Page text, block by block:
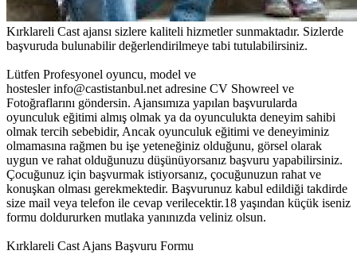
Kırklareli Cast ajansı sizlere kaliteli hizmetler sunmaktadır. Sizlerde
başvuruda bulunabilir değerlendirilmeye tabi tutulabilirsiniz.
Lütfen Profesyonel oyuncu, model ve
hostesler info@castistanbul.net adresine CV Showreel ve
Fotoğraflarını göndersin. Ajansımıza yapılan başvurularda
oyunculuk eğitimi almış olmak ya da oyunculukta deneyim sahibi
olmak tercih sebebidir, Ancak oyunculuk eğitimi ve deneyiminiz
olmamasına rağmen bu işe yeteneğiniz olduğunu, görsel olarak
uygun ve rahat olduğunuzu düşünüyorsanız başvuru yapabilirsiniz.
Çocuğunuz için başvurmak istiyorsanız, çocuğunuzun rahat ve
konuşkan olması gerekmektedir. Başvurunuz kabul edildiği takdirde
size mail veya telefon ile cevap verilecektir.18 yaşından küçük iseniz
formu doldururken mutlaka yanınızda veliniz olsun.
Kırklareli Cast Ajans Başvuru Formu